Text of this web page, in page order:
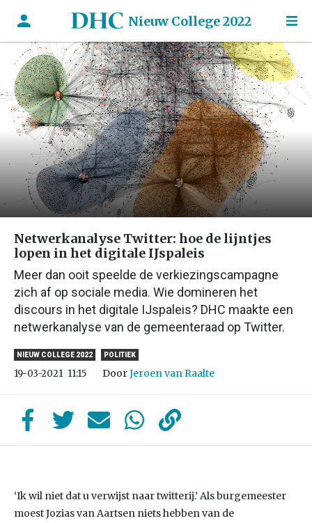
Nieuw College 2022
Netwerkanalyse Twitter: hoe de lijntjes
lopen in het digitale IJspaleis
Meer dan ooit speelde de verkiezingscampagne
zich af op sociale media. Wie domineren het
discours in het digitale IJspaleis? DHC maakte een
netwerkanalyse van de gemeenteraad op Twitter.
NIEUW COLLEGE 2022 POLITIEK
19-03-2021 11:15 DoorJeroen van Raalte
‘Ik wil niet dat u verwijst naar twitterij.’ Als burgemeester
moest Jozias van Aartsen niets hebben van de